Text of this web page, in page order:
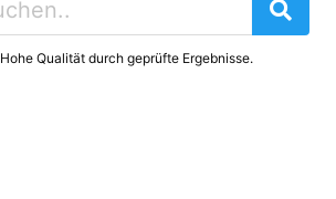
Hohe Qualität durch geprüfte Ergebnisse.